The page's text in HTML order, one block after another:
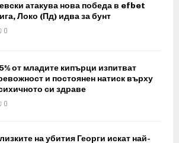
атакува нова победа в efbet
Локо (Пд) идва за бунт
0
от младите кипърци изпитват
и постоянен натиск върху
си здраве
0
на убития Георги искат най-